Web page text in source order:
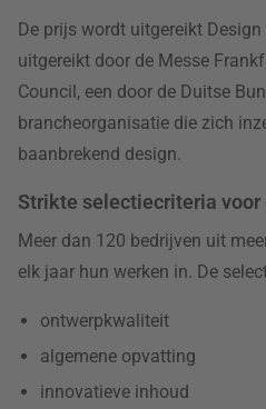
De prijs wordt uitgereikt
uitgereikt door de Messe
Council, een door de Duitse
brancheorganisatie die zich
baanbrekend design.
Strikte selectiecriteria voor
Meer dan 120 bedrijven uit
elk jaar hun werken in. De
ontwerpkwaliteit
algemene opvatting
innovatieve inhoud